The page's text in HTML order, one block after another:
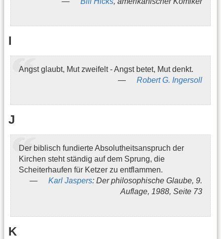
I
Angst glaubt, Mut zweifelt - Angst betet, Mut denkt.
Robert G. Ingersoll
J
Der biblisch fundierte Absolutheitsanspruch der
Kirchen steht ständig auf dem Sprung, die
Scheiterhaufen für Ketzer zu entflammen.
Karl Jaspers: Der philosophische Glaube, 9.
Auflage, 1988, Seite 73
K